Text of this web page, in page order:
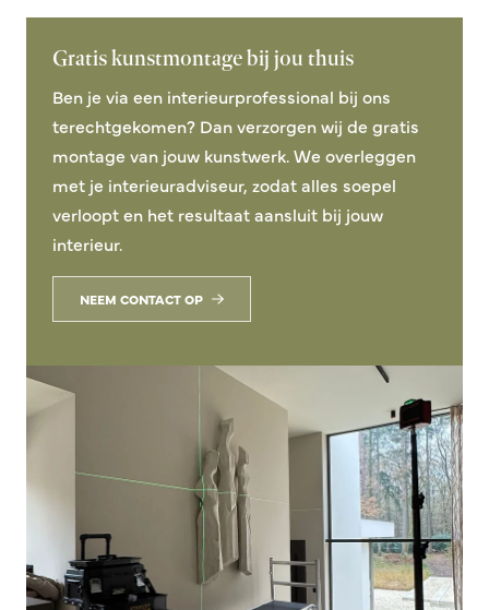
Gratis kunstmontage bij jou thuis
Ben je via een interieurprofessional bij ons
terechtgekomen? Dan verzorgen wij de gratis
montage van jouw kunstwerk. We overleggen
met je interieuradviseur, zodat alles soepel
verloopt en het resultaat aansluit bij jouw
interieur.
NEEM CONTACT OP